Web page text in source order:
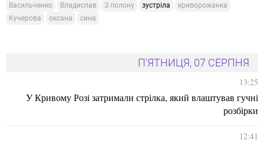
Васильченко Владислав З полону зустріла
криворожанка
Кучерова
оксана сина
П'ЯТНИЦЯ, 07 СЕРПНЯ
13:25
У Кривому Розі затримали стрілка, який влаштував гучні
розбірки
12:41